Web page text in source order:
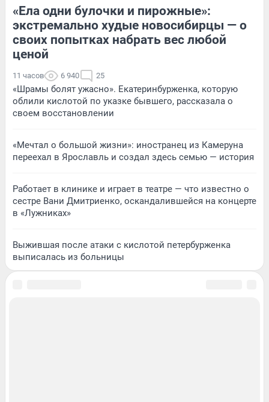
«Ела одни булочки и пирожные»:
экстремально худые новосибирцы — о
своих попытках набрать вес любой
ценой
11 часов 6 940 25
«Шрамы болят ужасно». Екатеринбурженка, которую
облили кислотой по указке бывшего, рассказала о
своем восстановлении
«Мечтал о большой жизни»: иностранец из Камеруна
переехал в Ярославль и создал здесь семью — история
Работает в клинике и играет в театре — что известно о
сестре Вани Дмитриенко, оскандалившейся на концерте
в «Лужниках»
Выжившая после атаки с кислотой петербурженка
выписалась из больницы